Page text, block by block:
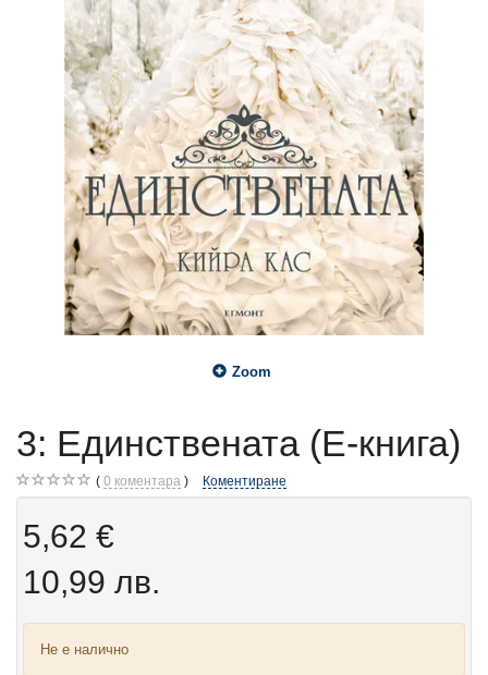
Zoom
3: Единствената (Е-книга)
0 коментара Коментиране
5,62 €
10,99 лв.
Не е налично